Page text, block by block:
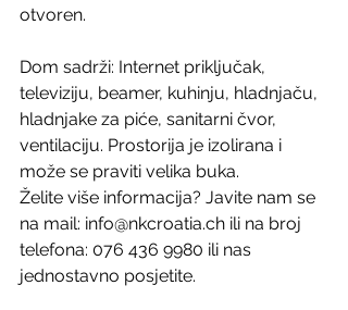
otvoren.
Dom sadrži: Internet priključak,
televiziju, beamer, kuhinju, hladnjaču,
hladnjake za piće, sanitarni čvor,
ventilaciju. Prostorija je izolirana i
može se praviti velika buka.
Želite više informacija? Javite nam se
na mail: info@nkcroatia.ch ili na broj
telefona: 076 436 9980 ili nas
jednostavno posjetite.